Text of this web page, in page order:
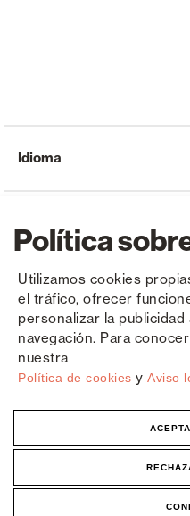
Política
Utilizamos cookies
el tráfico, ofrecer
personalizar la
navegación. Para
nuestra
Política de cookies y Aviso
Copyright © Saxun 2023 - 2026
Idioma